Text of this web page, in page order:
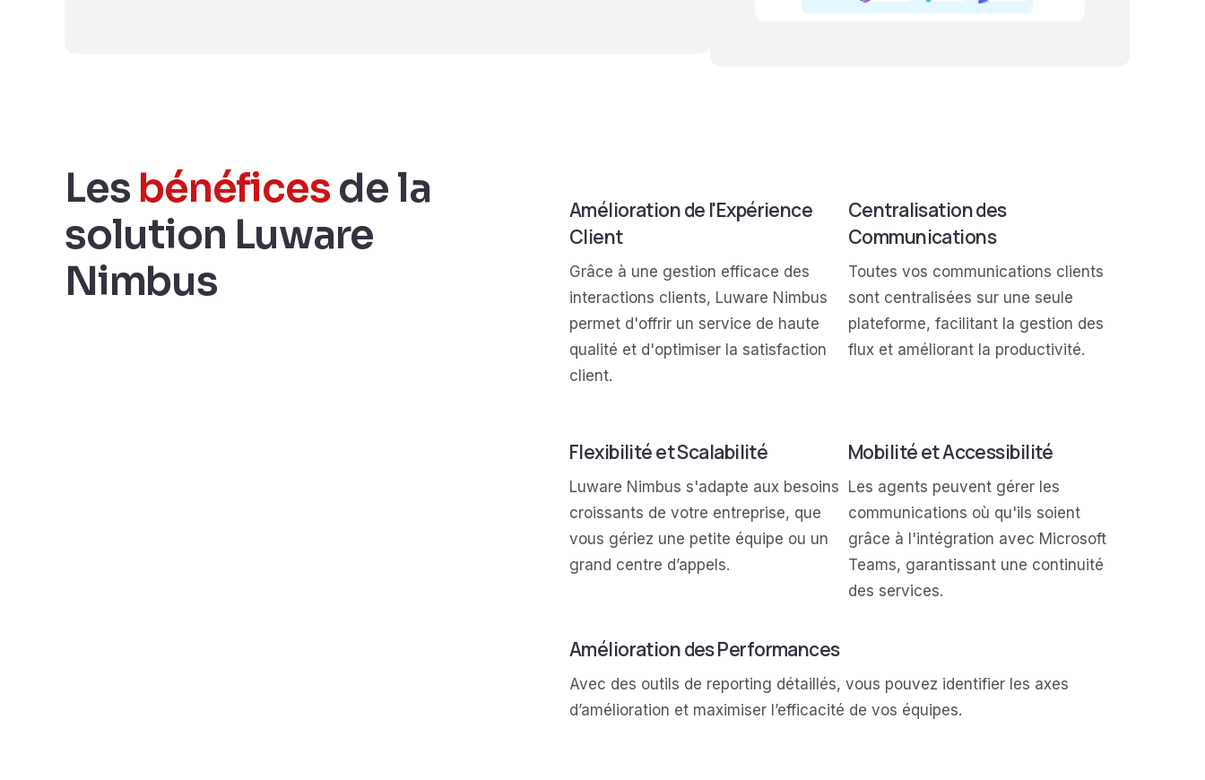
Les bénéficesde la
solution Luware
Nimbus
Amélioration de l'Expérience
Client
Grâce à une gestion efficace des
interactions clients, Luware Nimbus
permet d'offrir un service de haute
qualité et d'optimiser la satisfaction
client.
Centralisation des
Communications
Toutes vos communications clients
sont centralisées sur une seule
plateforme, facilitant la gestion des
flux et améliorant la productivité.
Flexibilité et Scalabilité
Luware Nimbus s'adapte aux besoins
croissants de votre entreprise, que
vous gériez une petite équipe ou un
grand centre d’appels.
Mobilité et Accessibilité
Les agents peuvent gérer les
communications où qu'ils soient
grâce à l'intégration avec Microsoft
Teams, garantissant une continuité
des services.
Amélioration des Performances
Avec des outils de reporting détaillés, vous pouvez identifier les axes
d’amélioration et maximiser l’efficacité de vos équipes.